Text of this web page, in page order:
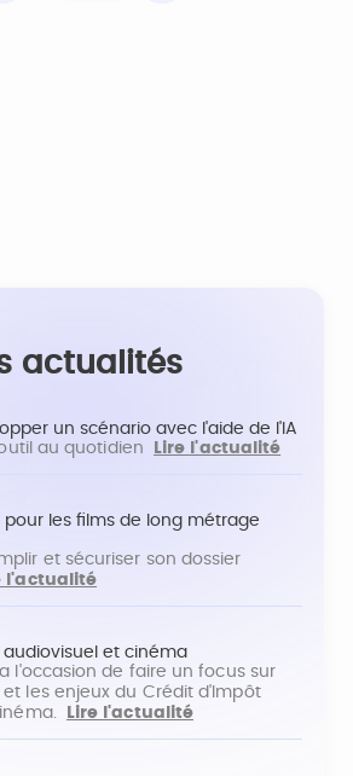
actualités
un scénario avec l'aide de l'IA
au quotidien
Lire l'actualité
pour les films de long métrage
et sécuriser son dossier
l'actualité
audiovisuel et cinéma
l'occasion de faire un focus sur
et les enjeux du Crédit d'Impôt
Lire l'actualité